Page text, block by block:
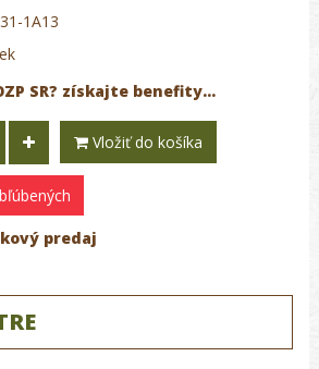
31-1A13
SR? získajte benefity...
Vložiť do košíka